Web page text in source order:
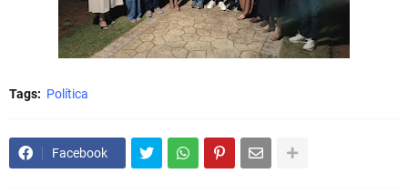
Tags: Política
Facebook